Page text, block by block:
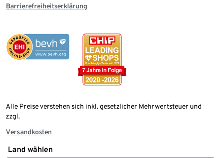
Barrierefreiheitserklärung
Alle Preise verstehen sich inkl. gesetzlicher Mehrwertsteuer und
zzgl.
Versandkosten
Land wählen